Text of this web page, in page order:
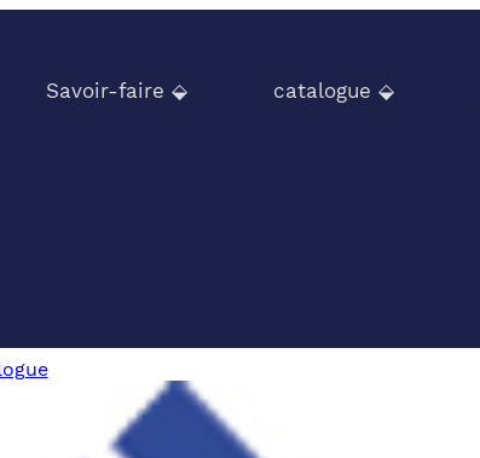
Savoir-faire ⬙ catalogue ⬙